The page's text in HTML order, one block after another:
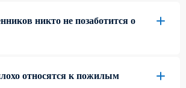
никто не позаботится о
относятся к пожилым